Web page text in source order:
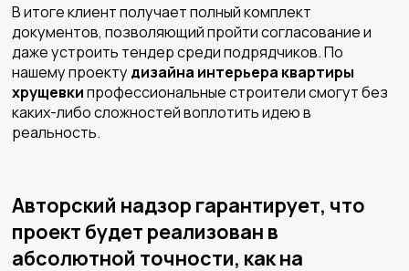
В итоге клиент получает полный комплект
документов, позволяющий пройти согласование и
даже устроить тендер среди подрядчиков. По
нашему проекту дизайна интерьера квартиры
хрущевкипрофессиональные строители смогут без
каких-либо сложностей воплотить идею в
реальность.
Авторский надзор гарантирует, что
проект будет реализован в
абсолютной точности, как на